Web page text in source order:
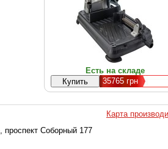
Есть на складе
35765грн
Карта
проспект Соборный 177